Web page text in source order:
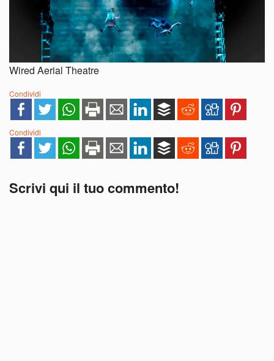
Wired Aerial Theatre
Condividi
Condividi
Scrivi qui il tuo commento!